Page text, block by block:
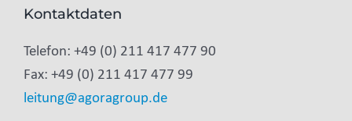
Kontaktdaten
Telefon: +49 (0) 211 417 477 90
Fax: +49 (0) 211 417 477 99
leitung@agoragroup.de